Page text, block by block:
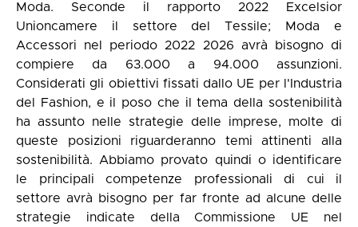
Moda. Seconde il rapporto 2022 Excelsior
Unioncamere il settore del Tessile; Moda e
Accessori nel periodo 2022 2026 avrà bisogno di
compiere da 63.000 a 94.000 assunzioni.
Considerati gli obiettivi fissati dallo UE per l'Industria
del Fashion, e il poso che il tema della sostenibilità
ha assunto nelle strategie delle imprese, molte di
queste posizioni riguarderanno temi attinenti alla
sostenibilità. Abbiamo provato quindi o identificare
le principali competenze professionali di cui il
settore avrà bisogno per far fronte ad alcune delle
strategie indicate della Commissione UE nel